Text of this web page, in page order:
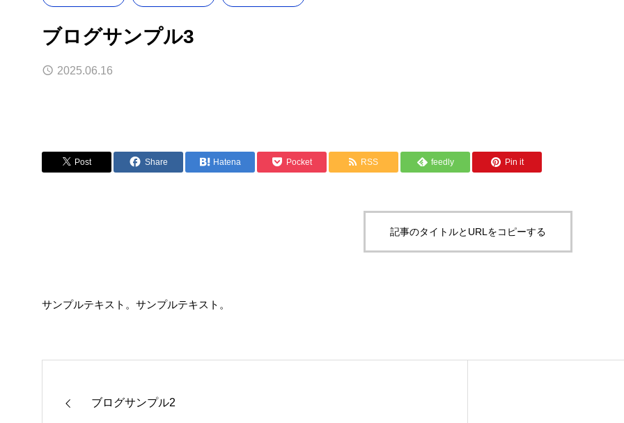
ブログサンプル3
2025.06.16
Post Share Hatena Pocket RSS feedly Pin it
記事のタイトルとURLをコピーする
サンプルテキスト。サンプルテキスト。
ブログサンプル2